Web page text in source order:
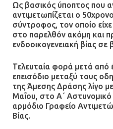
Ως βασικός ύποπτος που
αντιμετωπίζεται ο
σύντροφος, τον οποίο
στο παρελθόν ακόμη και
ενδοοικογενειακή βίας σε
Τελευταία φορά μετά από
επεισόδιο μεταξύ τους
της Άμεσης Δράσης λίγο
Μαΐου, στο Α΄
αρμόδιο Γραφείο
Βίας.